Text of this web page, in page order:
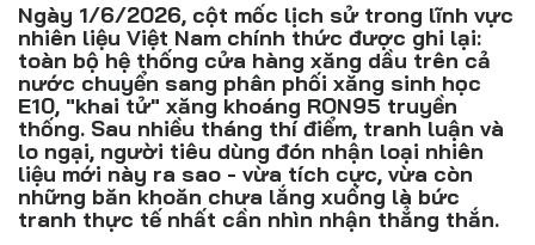
Đồ uống
Pháp luật
Khoa giáo
Multimedia
Ngày 1/6/2026, cột mốc lịch sử trong lĩnh vực
nhiên liệu Việt Nam chính thức được ghi lại:
toàn bộ hệ thống cửa hàng xăng dầu trên cả
nước chuyển sang phân phối xăng sinh học
E10, "khai tử" xăng khoáng RON95 truyền
thống. Sau nhiều tháng thí điểm, tranh luận và
lo ngại, người tiêu dùng đón nhận loại nhiên
liệu mới này ra sao - vừa tích cực, vừa còn
những băn khoăn chưa lắng xuống là bức
tranh thực tế nhất cần nhìn nhận thẳng thắn.